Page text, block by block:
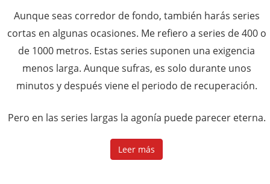
Aunque seas corredor de fondo, también harás series
cortas en algunas ocasiones. Me refiero a series de 400 o
de 1000 metros. Estas series suponen una exigencia
menos larga. Aunque sufras, es solo durante unos
minutos y después viene el periodo de recuperación.
Pero en las series largas la agonía puede parecer eterna.
Leer más